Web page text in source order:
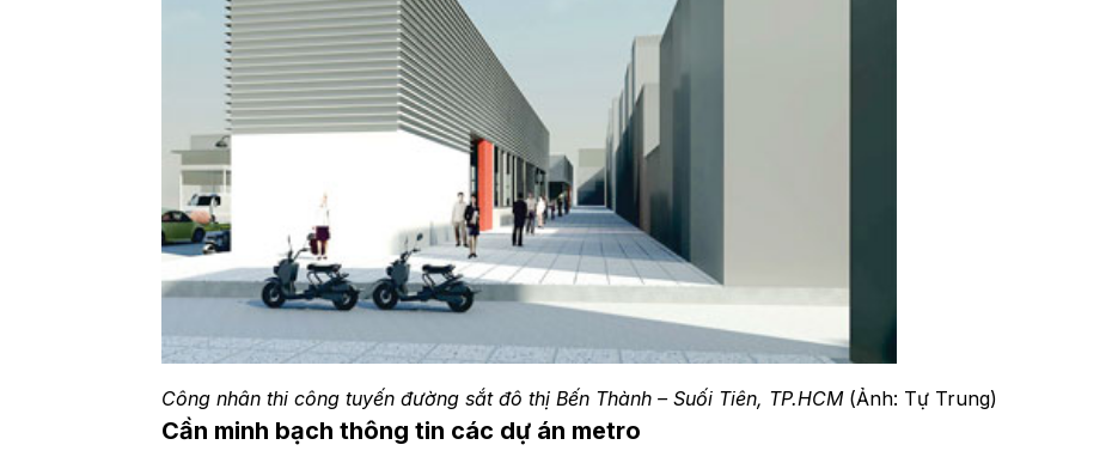
Công nhân thi công tuyến đường sắt đô thị Bến Thành – Suối Tiên, TP.HCM(Ảnh: Tự Trung)
Cần minh bạch thông tin các dự án metro